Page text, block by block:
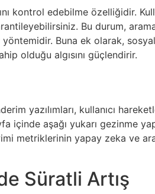
kontrol edebilme özelliğidir.
Bu durum,
Buna ek olarak,
olduğu algısını güçlendirir.
yazılımları, kullanıcı
içinde aşağı yukarı gezinme
metriklerinin yapay zeka ve
Süratli Artış